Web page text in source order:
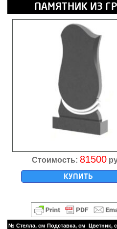
ПАМЯТНИК ИЗ
Стоимость: 81500
КУПИТЬ
№ Стелла, см Подставка, см Цветник,